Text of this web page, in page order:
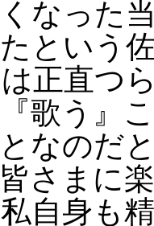
なった
という
正直つ
歌う』
となのだ
さまに
自身も